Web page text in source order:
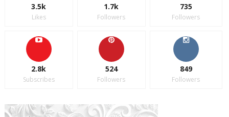
3.5k
Likes
1.7k
Followers
735
Followers
2.8k
Subscribes
524
Followers
849
Followers